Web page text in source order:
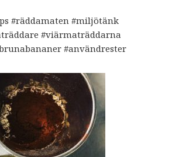
#räddamaten #miljötänk
#viärmaträddarna
#användrester